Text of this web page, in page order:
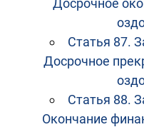
Досрочное
Статья 87.
Досрочное
Статья 88.
Окончание